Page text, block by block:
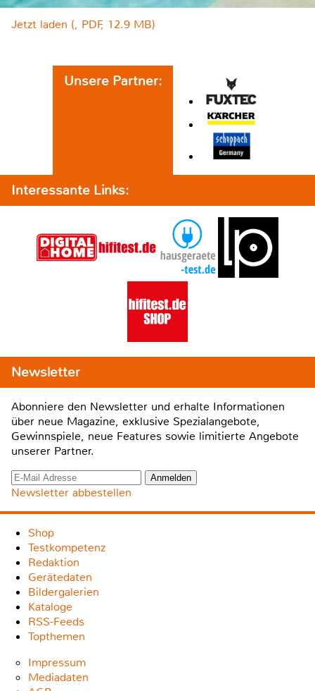
Jetzt laden (, PDF, 12.9 MB)
Unsere Partner:
Interessante Links:
Newsletter
Abonniere den Newsletter und erhalte Informationen
über neue Magazine, exklusive Spezialangebote,
Gewinnspiele, neue Features sowie limitierte Angebote
unserer Partner.
Newsletter abbestellen
Shop
Testkompetenz
Redaktion
Gerätedaten
Bildergalerien
Kataloge
RSS-Feeds
Topthemen
Impressum
Mediadaten